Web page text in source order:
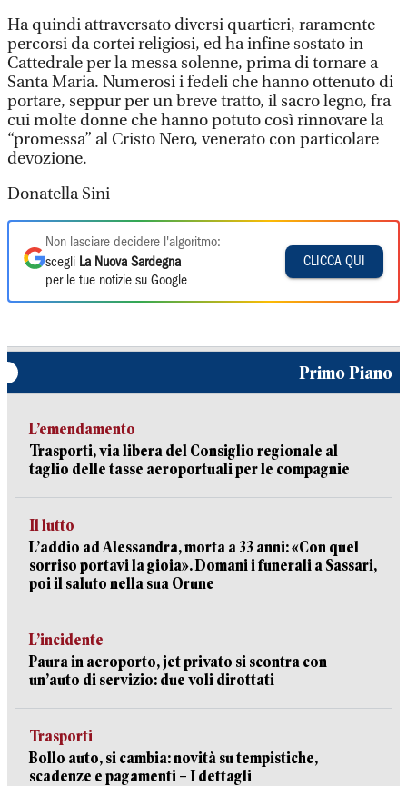
Ha quindi attraversato diversi quartieri, raramente
percorsi da cortei religiosi, ed ha infine sostato in
Cattedrale per la messa solenne, prima di tornare a
Santa Maria. Numerosi i fedeli che hanno ottenuto di
portare, seppur per un breve tratto, il sacro legno, fra
cui molte donne che hanno potuto così rinnovare la
“promessa” al Cristo Nero, venerato con particolare
devozione.
Donatella Sini
Non lasciare decidere l'algoritmo:
scegli La Nuova Sardegna
per le tue notizie su Google
CLICCA QUI
Primo Piano
L’emendamento
Trasporti, via libera del Consiglio regionale al
taglio delle tasse aeroportuali per le compagnie
Il lutto
L’addio ad Alessandra, morta a 33 anni: «Con quel
sorriso portavi la gioia». Domani i funerali a Sassari,
poi il saluto nella sua Orune
L’incidente
Paura in aeroporto, jet privato si scontra con
un’auto di servizio: due voli dirottati
Trasporti
Bollo auto, si cambia: novità su tempistiche,
scadenze e pagamenti – I dettagli